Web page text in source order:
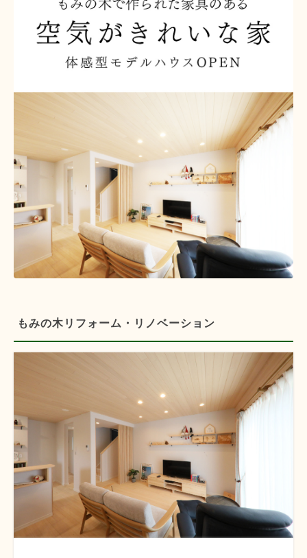
もみの木リフォーム・リノベーション